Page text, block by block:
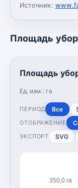
Источник:
Площадь
Площадь
Ед. изм.: га
ПЕРИОД Все
ОТОБРАЖЕНИЕ
ЭКСПОРТ SVG
350,0 га